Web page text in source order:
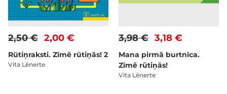
2,00 €
2,50 €
Rūtiņraksti. Zīmē rūtiņās! 2
Vita Lēnerte
3,18 €
3,98 €
Mana pirmā burtnīca.
Zīmē rūtiņās!
Vita Lēnerte